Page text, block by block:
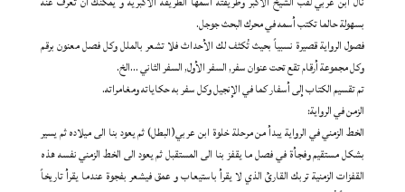
بسهولة حالما تكتب أسمه في محرك البحث جوجل.
فصول الرواية قصيرة نسبياً بحيث تُكثف لك الأحداث فلا تشعر بالملل وكل فصل معنون برقم
وكل مجموعة أرقام تقع تحت عنوان سفر, السفر الأول, السفر الثاني …الخ.
تم تقسيم الكتاب إلى أسفار كما في الإنجيل وكل سفر به حكاياته ومغامراته.
الزمن في الرواية:
الخط الزمني في الرواية يبدأ من مرحلة خلوة ابن عربي(البطل) ثم يعود بنا الى ميلاده ثم يسير
بشكل مستقيم وفجأة في فصل ما يقفز بنا الى المستقبل ثم يعود الى الخط الزمني نفسه هذه
القفزات الزمنية تربك القارئ الذي لا يقرأ باستيعاب و عمق فيشعر بفجوة عندما يقرأ تاريخاً